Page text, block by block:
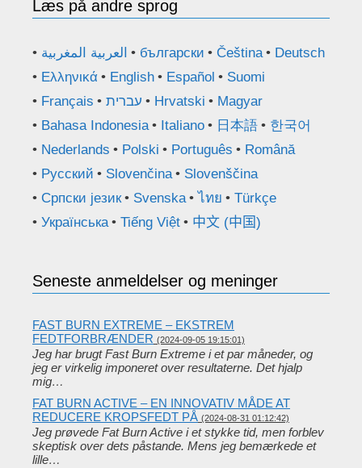
Læs på andre sprog
العربية المغربية български Čeština
Deutsch
Ελληνικά
English Español
Suomi
Français
עברית Hrvatski
Magyar
Bahasa Indonesia
Italiano 日本語
한국어
Nederlands
Polski Português
Română
Русский
Slovenčina
Slovenščina
Српски језик
Svenska ไทย
Türkçe
Українська
Tiếng Việt 中文 (中国)
Seneste anmeldelser og meninger
FAST BURN EXTREME – EKSTREM
FEDTFORBRÆNDER (2024-09-05 19:15:01)
Jeg har brugt Fast Burn Extreme i et par måneder, og
jeg er virkelig imponeret over resultaterne. Det hjalp
mig…
FAT BURN ACTIVE – EN INNOVATIV MÅDE AT
REDUCERE KROPSFEDT PÅ (2024-08-31 01:12:42)
Jeg prøvede Fat Burn Active i et stykke tid, men forblev
skeptisk over dets påstande. Mens jeg bemærkede et
lille…